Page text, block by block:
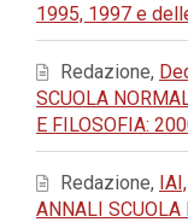
1995, 1997 e
Redazione,
SCUOLA
E FILOSOFIA:
Redazione,
ANNALI SCUOLA